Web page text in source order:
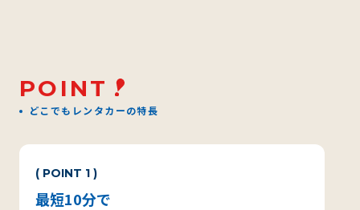
POINT
どこでもレンタカーの特長
( POINT 1 )
最短10分で